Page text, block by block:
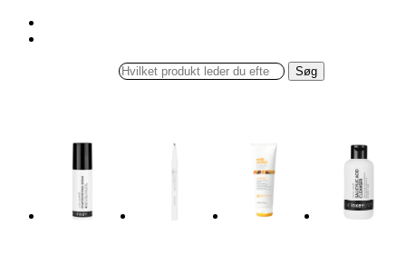
Søg